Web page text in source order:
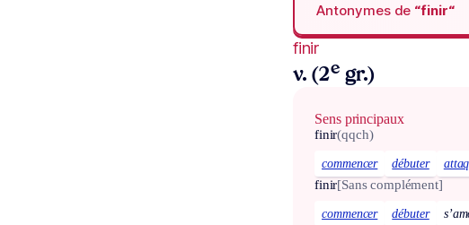
Antonymes de “finir“
finir
v. (2e gr.)
Sens principaux
finir(qqch)
commencer débuter
finir[Sans complément]
commencer débuter